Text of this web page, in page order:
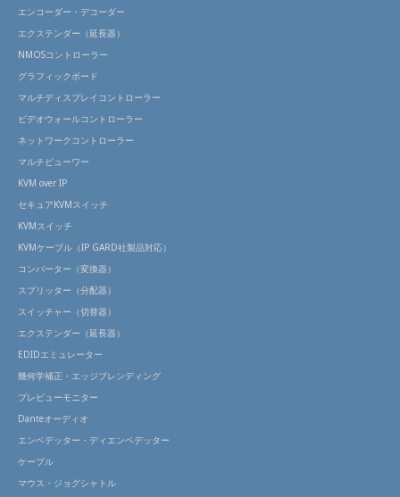
エンコーダー・デコーダー
エクステンダー（延長器）
NMOSコントローラー
グラフィックボード
マルチディスプレイコントローラー
ビデオウォールコントローラー
ネットワークコントローラー
マルチビューワー
KVM over IP
セキュアKVMスイッチ
KVMスイッチ
KVMケーブル（IP GARD社製品対応）
コンバーター（変換器）
スプリッター（分配器）
スイッチャー（切替器）
エクステンダー（延長器）
EDIDエミュレーター
幾何学補正・エッジブレンディング
プレビューモニター
Danteオーディオ
エンベデッター・ディエンベデッター
ケーブル
マウス・ジョグシャトル